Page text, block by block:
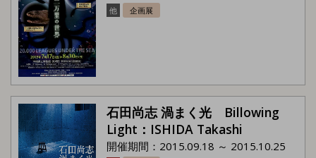
他 企画展
石田尚志 渦まく光 Billowing
Light：ISHIDA Takashi
開催期間：2015.09.18 ～ 2015.10.25